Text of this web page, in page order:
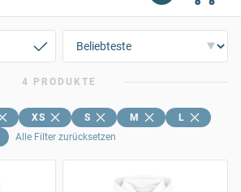
4 PRODUKTE
XS S M
L
Alle Filter zurücksetzen